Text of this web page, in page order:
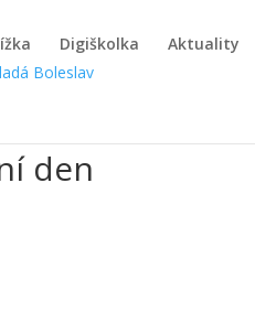
Digiškolka Aktuality
den